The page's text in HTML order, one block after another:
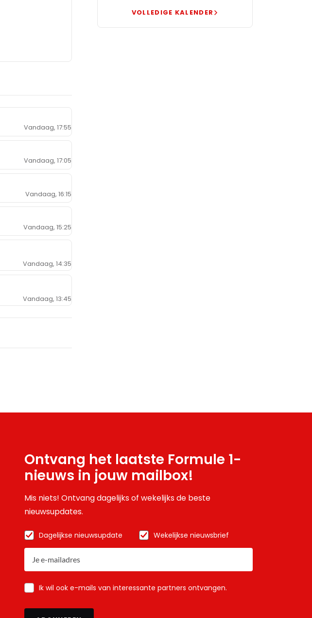
Vandaag, 17:55
Vandaag, 17:05
Vandaag, 16:15
Vandaag, 15:25
Vandaag, 14:35
Vandaag, 13:45
VOLLEDIGE KALENDER
Ontvang het laatste Formule 1-
nieuws in jouw mailbox!
Mis niets! Ontvang dagelijks of wekelijks de beste
nieuwsupdates.
Dagelijkse nieuwsupdate Wekelijkse nieuwsbrief
Ik wil ook e-mails van interessante partners ontvangen.